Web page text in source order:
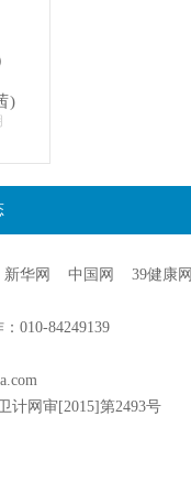
)
新华网 中国网 39健康网
010-84249139
计网审[2015]第2493号